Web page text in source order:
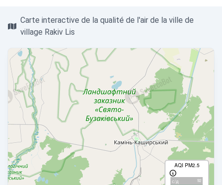
Carte interactive de la qualité de l'air de la ville de
village Rakiv Lis
AQI PM2.5
с/д 92